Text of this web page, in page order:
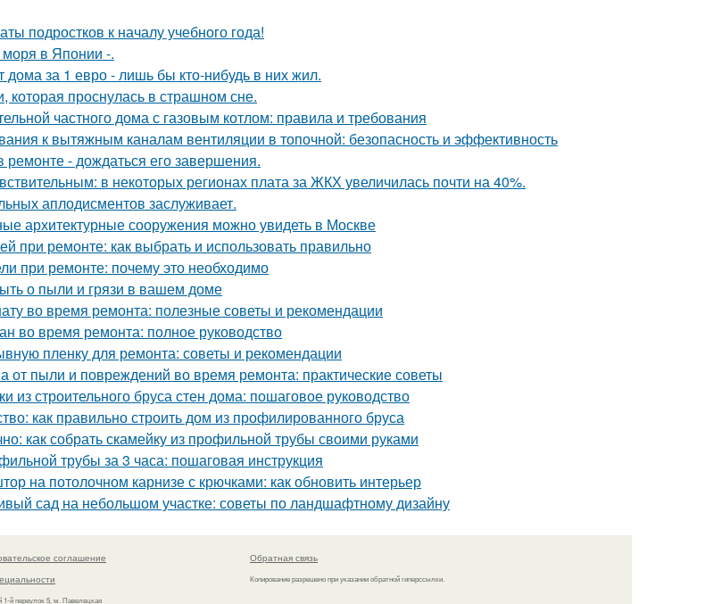
подростков к началу учебного года!
в Японии -.
дома за 1 евро - лишь бы кто-нибудь в них жил.
которая проснулась в страшном сне.
частного дома с газовым котлом: правила и требования
к вытяжным каналам вентиляции в топочной: безопасность и эффективность
- дождаться его завершения.
в некоторых регионах плата за ЖКХ увеличилась почти на 40%.
аплодисментов заслуживает.
архитектурные сооружения можно увидеть в Москве
при ремонте: как выбрать и использовать правильно
при ремонте: почему это необходимо
о пыли и грязи в вашем доме
во время ремонта: полезные советы и рекомендации
во время ремонта: полное руководство
пленку для ремонта: советы и рекомендации
от пыли и повреждений во время ремонта: практические советы
из строительного бруса стен дома: пошаговое руководство
как правильно строить дом из профилированного бруса
как собрать скамейку из профильной трубы своими руками
трубы за 3 часа: пошаговая инструкция
на потолочном карнизе с крючками: как обновить интерьер
сад на небольшом участке: советы по ландшафтному дизайну
соглашение
1-й переулок 5, м. Павелецкая
Обратная связь
Копирование разрешено при указании обратной гиперссылки.